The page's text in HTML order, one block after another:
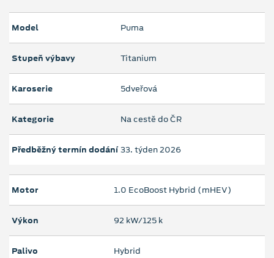
Model Puma
Stupeň výbavy Titanium
Karoserie 5dveřová
Kategorie Na cestě do ČR
Předběžný termín dodání 33. týden 2026
Motor 1.0 EcoBoost Hybrid (mHEV)
Výkon 92 kW/125 k
Palivo Hybrid